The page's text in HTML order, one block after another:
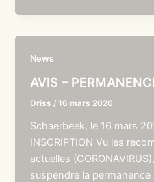
News
AVIS –
Driss /16 mars 2020
Schaerbeek, le 16 mars
INSCRIPTION Vu les
actuelles
suspendre la permanence